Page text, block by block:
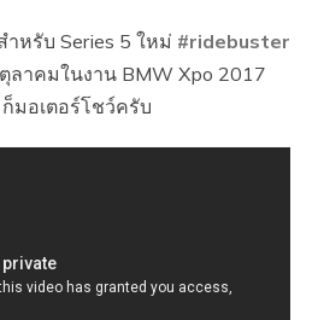
หรับ Series 5 ใหม่ #ridebuster
ลาคมในงาน BMW Xpo 2017
มอเตอร์โชว์ครับ